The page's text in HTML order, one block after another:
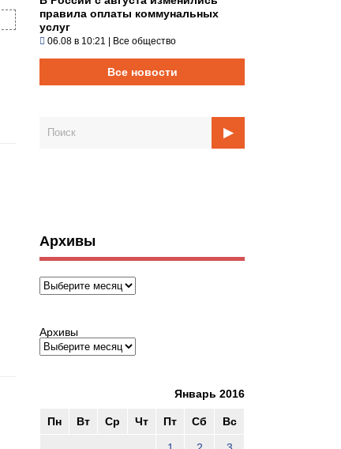
правила оплаты коммунальных
услуг
06.08 в 10:21 | Все общество
Все новости
Архивы
Архивы
Архивы
Январь 2016
Пн Вт Ср Чт Пт Сб Вс